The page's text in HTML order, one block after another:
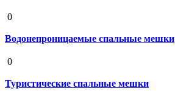
0
Водонепроницаемые спальные мешки
0
Туристические спальные мешки